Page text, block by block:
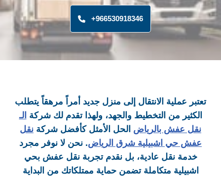
966530918346+
تعتبر عملية الانتقال إلى منزل جديد أمراً مرهقاً يتطلب
الكثير من التخطيط والجهد، ولهذا تقدم لك شركة الـ
نقل عفش بالرياض الحل الأمثل كأفضل شركة نقل
عفش حي اشبيلية شرق الرياض. نحن لا نوفر مجرد
خدمة نقل عادية، بل نقدم تجربة نقل عفش بحي
اشبيلية متكاملة تضمن حماية ممتلكاتك من البداية